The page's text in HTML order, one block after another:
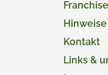
Kontakt
Links &